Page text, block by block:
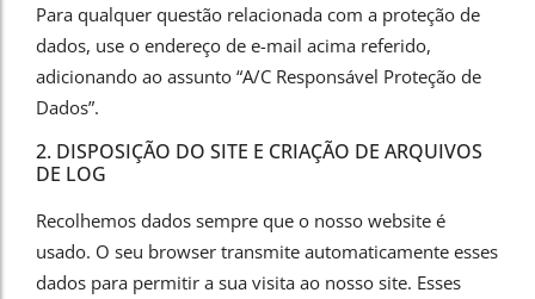
Para qualquer questão relacionada com a proteção de
dados, use o endereço de e-mail acima referido,
adicionando ao assunto “A/C Responsável Proteção de
Dados”.
2. DISPOSIÇÃO DO SITE E CRIAÇÃO DE ARQUIVOS
DE LOG
Recolhemos dados sempre que o nosso website é
usado. O seu browser transmite automaticamente esses
dados para permitir a sua visita ao nosso site. Esses